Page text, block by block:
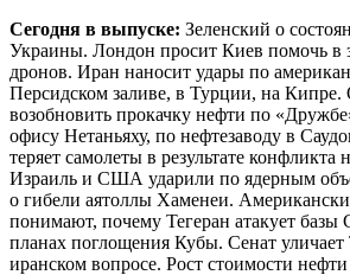
Сегодня в выпуске: Зеленский о
Украины. Лондон просит Киев помочь в
дронов. Иран наносит удары по
Персидском заливе, в Турции, на Кипре.
возобновить прокачку нефти по
офису Нетаньяху, по нефтезаводу в
теряет самолеты в результате
Израиль и США ударили по ядерным
о гибели аятоллы Хаменеи.
понимают, почему Тегеран атакует
планах поглощения Кубы. Сенат
иранском вопросе. Рост стоимости нефти